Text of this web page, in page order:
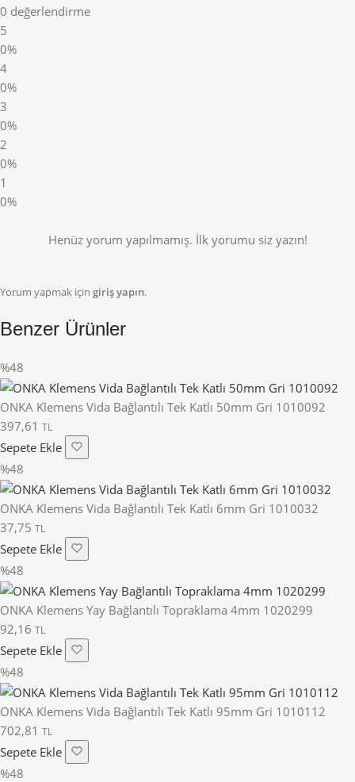
0 değerlendirme
5
0%
4
0%
3
0%
2
0%
1
0%
Henüz yorum yapılmamış. İlk yorumu siz yazın!
Yorum yapmak için giriş yapın.
Benzer Ürünler
%48
ONKA Klemens Vida Bağlantılı Tek Katlı 50mm Gri 1010092
397,61 TL
Sepete Ekle
%48
ONKA Klemens Vida Bağlantılı Tek Katlı 6mm Gri 1010032
37,75 TL
Sepete Ekle
%48
ONKA Klemens Yay Bağlantılı Topraklama 4mm 1020299
92,16 TL
Sepete Ekle
%48
ONKA Klemens Vida Bağlantılı Tek Katlı 95mm Gri 1010112
702,81 TL
Sepete Ekle
%48